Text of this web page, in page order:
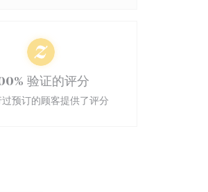
验证的评分
预订的顾客提供了评分